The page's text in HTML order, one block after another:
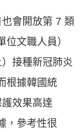
會開放第 7 類
文職人員）
接種新冠肺炎
根據韓國統
效果高達
，參考性很